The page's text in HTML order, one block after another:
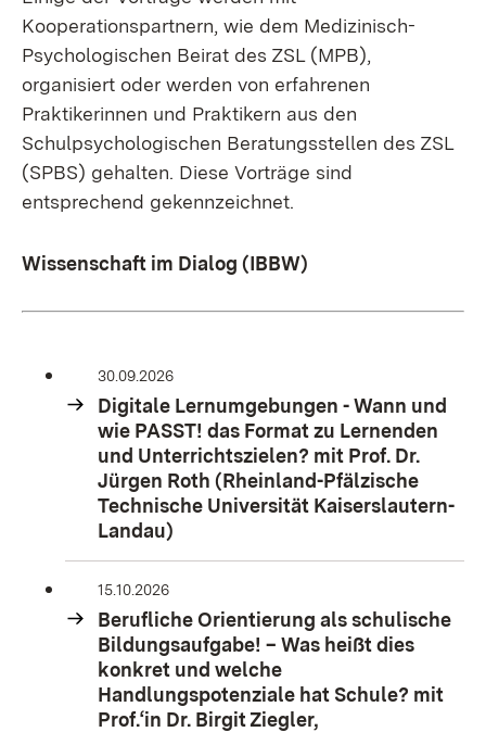
Kooperationspartnern, wie dem Medizinisch-
Psychologischen Beirat des ZSL (MPB),
organisiert oder werden von erfahrenen
Praktikerinnen und Praktikern aus den
Schulpsychologischen Beratungsstellen des ZSL
(SPBS) gehalten. Diese Vorträge sind
entsprechend gekennzeichnet.
Wissenschaft im Dialog (IBBW)
30.09.2026
Digitale Lernumgebungen - Wann und
wie PASST! das Format zu Lernenden
und Unterrichtszielen? mit Prof. Dr.
Jürgen Roth (Rheinland-Pfälzische
Technische Universität Kaiserslautern-
Landau)
15.10.2026
Berufliche Orientierung als schulische
Bildungsaufgabe! – Was heißt dies
konkret und welche
Handlungspotenziale hat Schule? mit
Prof.‘in Dr. Birgit Ziegler,